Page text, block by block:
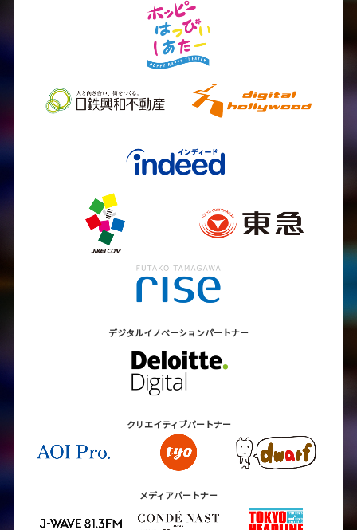
デジタルイノベーションパートナー
クリエイティブパートナー
メディアパートナー